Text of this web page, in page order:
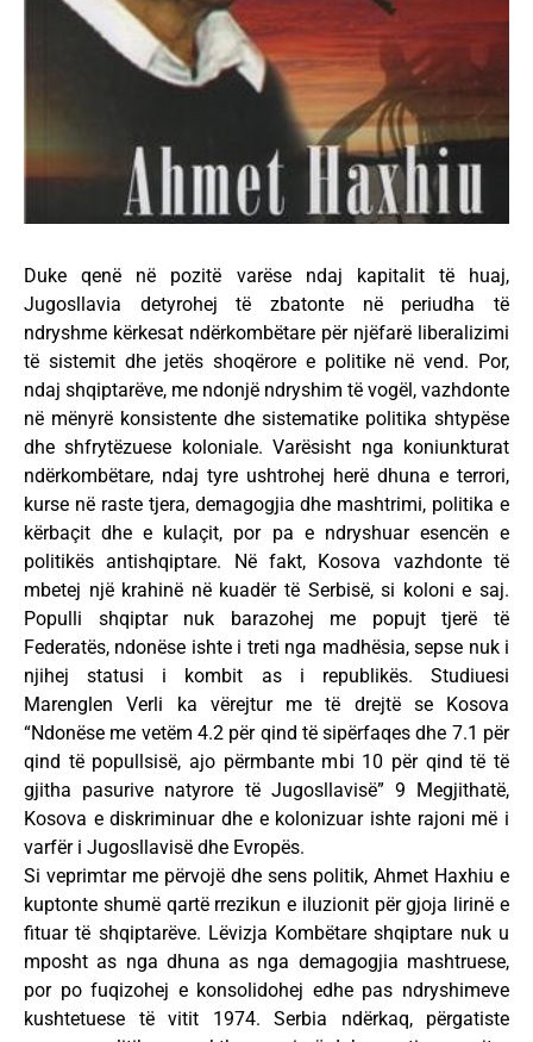
Duke qenë në pozitë varëse ndaj kapitalit të huaj,
Jugosllavia detyrohej të zbatonte në periudha të
ndryshme kërkesat ndërkombëtare për njëfarë liberalizimi
të sistemit dhe jetës shoqërore e politike në vend. Por,
ndaj shqiptarëve, me ndonjë ndryshim të vogël, vazhdonte
në mënyrë konsistente dhe sistematike politika shtypëse
dhe shfrytëzuese koloniale. Varësisht nga koniunkturat
ndërkombëtare, ndaj tyre ushtrohej herë dhuna e terrori,
kurse në raste tjera, demagogjia dhe mashtrimi, politika e
kërbaçit dhe e kulaçit, por pa e ndryshuar esencën e
politikës antishqiptare. Në fakt, Kosova vazhdonte të
mbetej një krahinë në kuadër të Serbisë, si koloni e saj.
Populli shqiptar nuk barazohej me popujt tjerë të
Federatës, ndonëse ishte i treti nga madhësia, sepse nuk i
njihej statusi i kombit as i republikës. Studiuesi
Marenglen Verli ka vërejtur me të drejtë se Kosova
“Ndonëse me vetëm 4.2 për qind të sipërfaqes dhe 7.1 për
qind të popullsisë, ajo përmbante mbi 10 për qind të të
gjitha pasurive natyrore të Jugosllavisë” 9 Megjithatë,
Kosova e diskriminuar dhe e kolonizuar ishte rajoni më i
varfër i Jugosllavisë dhe Evropës.
Si veprimtar me përvojë dhe sens politik, Ahmet Haxhiu e
kuptonte shumë qartë rrezikun e iluzionit për gjoja lirinë e
fituar të shqiptarëve. Lëvizja Kombëtare shqiptare nuk u
mposht as nga dhuna as nga demagogjia mashtruese,
por po fuqizohej e konsolidohej edhe pas ndryshimeve
kushtetuese të vitit 1974. Serbia ndërkaq, përgatiste